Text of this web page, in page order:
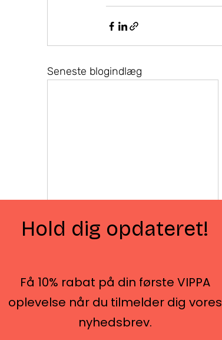
Seneste blogindlæg
1256 København K
Skodsborgvej 188, Søllerød
Hold dig opdateret!
Få 10% rabat på din første VIPPA
oplevelse når du tilmelder dig vores
nyhedsbrev.